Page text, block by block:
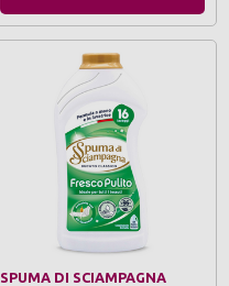
SPUMA DI SCIAMPAGNA